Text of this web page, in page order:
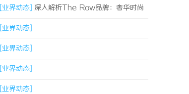
[业界动态] 深入解析The Row品牌：奢华时尚
的典范与设计哲学
[业界动态]
[业界动态]
[业界动态]
[业界动态]